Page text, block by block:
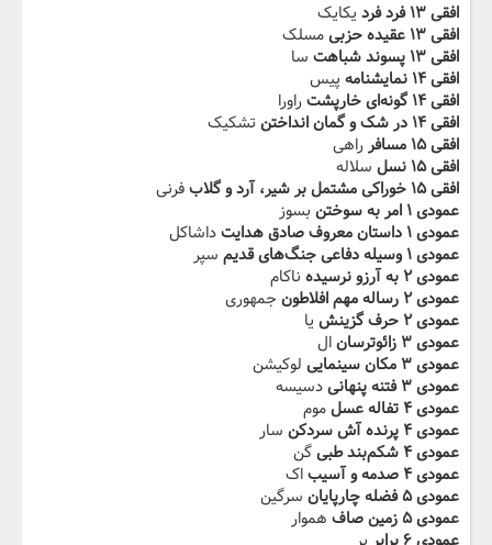
افقی ۱۳ فرد فرد
یکایک
افقی ۱۳ عقیده حزبی
مسلک
افقی ۱۳ پسوند شباهت
سا
افقی ۱۴ نمایشنامه
پیس
افقی ۱۴ گونه‌ای خارپشت
راورا
افقی ۱۴ در شک و گمان انداختن
تشکیک
افقی ۱۵ مسافر
راهی
افقی ۱۵ نسل
سلاله
افقی ۱۵ خوراکی مشتمل بر شیر، آرد و گلاب
فرنی
عمودی ۱ امر به سوختن
بسوز
عمودی ۱ داستان معروف صادق هدایت
داشاکل
عمودی ۱ وسیله دفاعی جنگ‌های قدیم
سپر
عمودی ۲ به آرزو نرسیده
ناکام
عمودی ۲ رساله مهم افلاطون
جمهوری
عمودی ۲ حرف گزینش
یا
عمودی ۳ زائوترسان
ال
عمودی ۳ مکان سینمایی
لوکیشن
عمودی ۳ فتنه پنهانی
دسیسه
عمودی ۴ تفاله عسل
موم
عمودی ۴ پرنده آش سردکن
سار
عمودی ۴ شکم‌بند طبی
گن
عمودی ۴ صدمه و آسیب
اک
عمودی ۵ فضله چارپایان
سرگین
عمودی ۵ زمین صاف
هموار